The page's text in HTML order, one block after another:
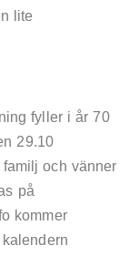
lite
fyller i år 70
29.10
och vänner
på
kommer